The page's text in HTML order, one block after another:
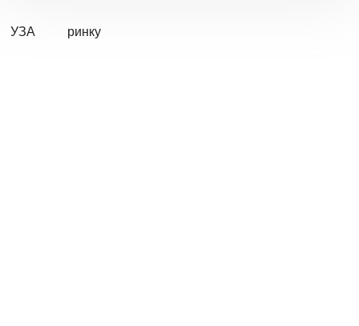
УЗА ринку